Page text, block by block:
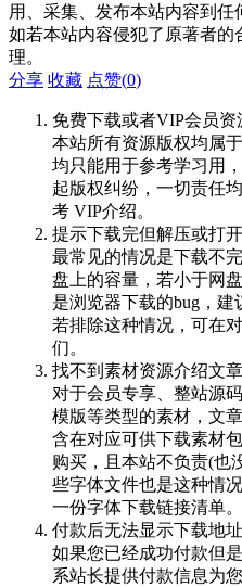
用、采集、发布本站内容到任
如若本站内容侵犯了原著者
理。
分享 收藏 点赞(0)
免费下载或者VIP会员资
本站所有资源版权均属
均只能用于参考学习用
起版权纠纷，一切责任
考 VIP介绍。
提示下载完但解压或打
最常见的情况是下载不
盘上的容量，若小于网
是浏览器下载的bug，建
若排除这种情况，可在
们。
找不到素材资源介绍文
对于会员专享、整站源
模版等类型的素材，文
含在对应可供下载素材
购买，且本站不负责(也
些字体文件也是这种情
一份字体下载链接清单。
付款后无法显示下载地
如果您已经成功付款但
系站长提供付款信息为